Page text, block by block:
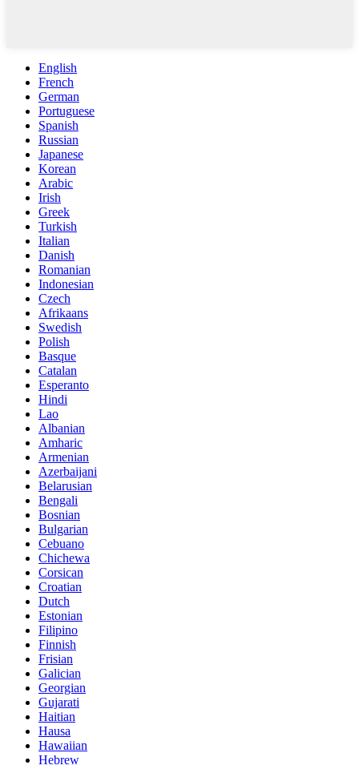
English
French
German
Portuguese
Spanish
Russian
Japanese
Korean
Arabic
Irish
Greek
Turkish
Italian
Danish
Romanian
Indonesian
Czech
Afrikaans
Swedish
Polish
Basque
Catalan
Esperanto
Hindi
Lao
Albanian
Amharic
Armenian
Azerbaijani
Belarusian
Bengali
Bosnian
Bulgarian
Cebuano
Chichewa
Corsican
Croatian
Dutch
Estonian
Filipino
Finnish
Frisian
Galician
Georgian
Gujarati
Haitian
Hausa
Hawaiian
Hebrew